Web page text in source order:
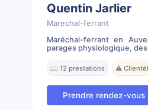
Quentin Jarlier
Marechal-ferrant
Maréchal-ferrant en
parages physiologique,
📖 12 prestations ⚠️
Prendre rendez-vous